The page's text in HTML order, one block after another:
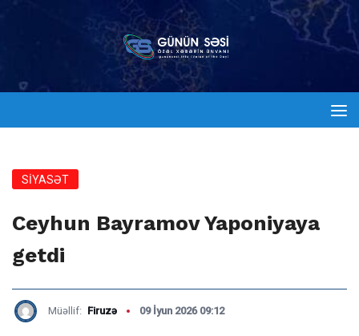
SİYASƏT
Ceyhun Bayramov Yaponiyaya
getdi
Müəllif: Firuzə 09 İyun 2026 09:12